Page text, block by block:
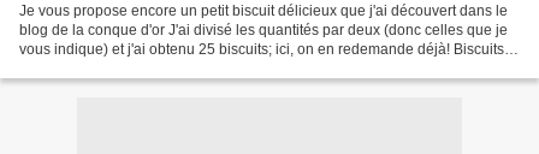
Je vous propose encore un petit biscuit délicieux que j'ai découvert dans le
blog de la conque d'or J'ai divisé les quantités par deux (donc celles que je
vous indique) et j'ai obtenu 25 biscuits; ici, on en redemande déjà! Biscuits